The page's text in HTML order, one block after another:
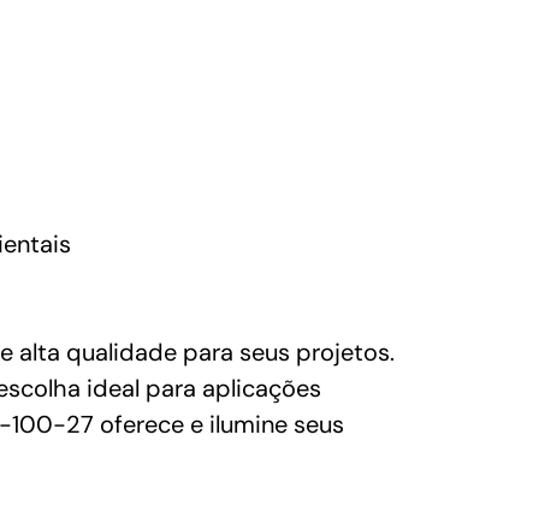
alta qualidade para seus projetos.
ideal para aplicações
27 oferece e ilumine seus